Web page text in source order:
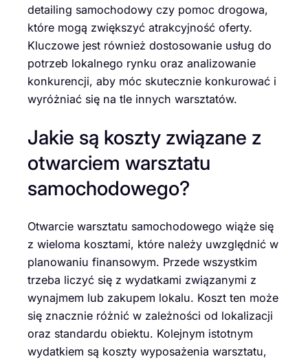
detailing samochodowy czy pomoc drogowa,
które mogą zwiększyć atrakcyjność oferty.
Kluczowe jest również dostosowanie usług do
potrzeb lokalnego rynku oraz analizowanie
konkurencji, aby móc skutecznie konkurować i
wyróżniać się na tle innych warsztatów.
Jakie są koszty związane z
otwarciem warsztatu
samochodowego?
Otwarcie warsztatu samochodowego wiąże się
z wieloma kosztami, które należy uwzględnić w
planowaniu finansowym. Przede wszystkim
trzeba liczyć się z wydatkami związanymi z
wynajmem lub zakupem lokalu. Koszt ten może
się znacznie różnić w zależności od lokalizacji
oraz standardu obiektu. Kolejnym istotnym
wydatkiem są koszty wyposażenia warsztatu,